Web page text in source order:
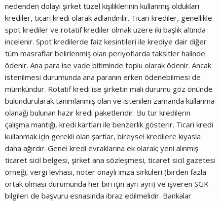
nedenden dolayı şirket tüzel kişiliklerinin kullanmış oldukları
krediler, ticari kredi olarak adlandırılır. Ticari krediler, genellikle
spot krediler ve rotatif krediler olmak üzere iki başlık altında
incelenir. Spot kredilerde faiz kesintileri ile krediye dair diğer
tüm masraflar belirlenmiş olan periyotlarda taksitler halinde
ödenir. Ana para ise vade bitiminde toplu olarak ödenir. Ancak
istenilmesi durumunda ana paranın erken ödenebilmesi de
mümkündür. Rotatif kredi ise şirketin mali durumu göz önünde
bulundurularak tanımlanmış olan ve istenilen zamanda kullanma
olanağı bulunan hazır kredi paketleridir. Bu tür kredilerin
çalışma mantığı, kredi kartları ile benzerlik gösterir. Ticari kredi
kullanmak için gerekli olan şartlar, bireysel kredilere kıyasla
daha ağırdır. Genel kredi evraklarına ek olarak; yeni alınmış
ticaret sicil belgesi, şirket ana sözleşmesi, ticaret sicil gazetesi
örneği, vergi levhası, noter onaylı imza sirküleri (birden fazla
ortak olması durumunda her biri için ayrı ayrı) ve işveren SGK
bilgileri de başvuru esnasında ibraz edilmelidir. Bankalar